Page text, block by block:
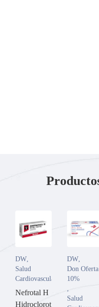
DW
Salud
Cardiovascular
Nefrotal H
Hidroclorot
DW,
Don Oferta
10%
Salud